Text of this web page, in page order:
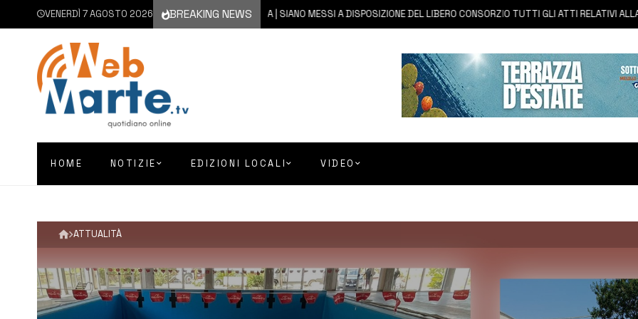
VENERDÌ 7 AGOSTO 2026 BREAKING NEWS
7 AGOSTO 2026 SIRACUSA | SIANO MESSI A DISPOSIZIONE DEL LIBERO CONSORZIO TUTTI GLI ATTI RELATIVI ALLA
HOME NOTIZIE EDIZIONI LOCALI VIDEO
ATTUALITÀ